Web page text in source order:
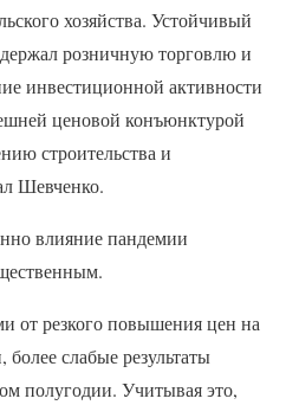
хозяйства. Устойчивый
розничную торговлю и
инвестиционной активности
ценовой конъюнктурой
строительства и
Шевченко.
влияние пандемии
от резкого повышения цен на
более слабые результаты
полугодии. Учитывая это,